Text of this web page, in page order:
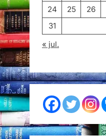
24 25 26
31
« jul.